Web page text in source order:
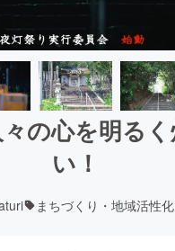
の心を明る
い！
まちづくり・地域活性化